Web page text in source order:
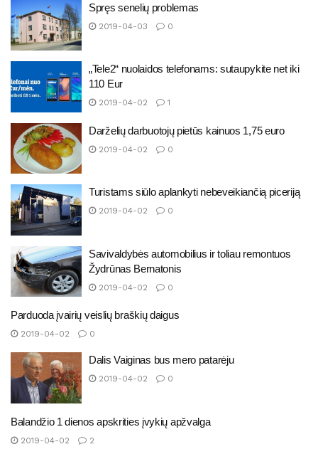
Spręs senelių problemas
2019-04-03 0
„Tele2“ nuolaidos telefonams: sutaupykite net iki
110 Eur
2019-04-02 1
Darželių darbuotojų pietūs kainuos 1,75 euro
2019-04-02 0
Turistams siūlo aplankyti nebeveikiančią piceriją
2019-04-02 0
Savivaldybės automobilius ir toliau remontuos
Žydrūnas Bernatonis
2019-04-02 0
Parduoda įvairių veislių braškių daigus
2019-04-02 0
Dalis Vaiginas bus mero patarėju
2019-04-02 0
Balandžio 1 dienos apskrities įvykių apžvalga
2019-04-02 2